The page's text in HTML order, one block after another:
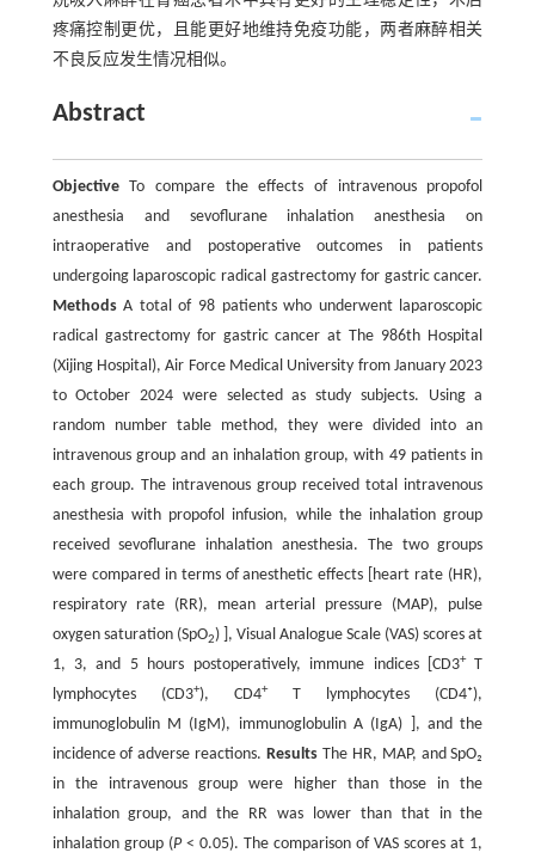
疼痛控制更优，且能更好地维持免疫功能，两者麻醉相关
不良反应发生情况相似。
Abstract
ObjectiveTo compare the effects of intravenous propofol
anesthesia and sevoflurane inhalation anesthesia on
intraoperative and postoperative outcomes in patients
undergoing laparoscopic radical gastrectomy for gastric cancer.
MethodsA total of 98 patients who underwent laparoscopic
radical gastrectomy for gastric cancer at The 986th Hospital
(Xijing Hospital), Air Force Medical University from January 2023
to October 2024 were selected as study subjects. Using a
random number table method, they were divided into an
intravenous group and an inhalation group, with 49 patients in
each group. The intravenous group received total intravenous
anesthesia with propofol infusion, while the inhalation group
received sevoflurane inhalation anesthesia. The two groups
were compared in terms of anesthetic effects [heart rate (HR),
respiratory rate (RR), mean arterial pressure (MAP), pulse
oxygen saturation (SpO2) ], Visual Analogue Scale (VAS) scores at
1, 3, and 5 hours postoperatively, immune indices [CD3+T
lymphocytes (CD3+), CD4+T lymphocytes (CD4⁺),
immunoglobulin M (IgM), immunoglobulin A (IgA) ], and the
incidence of adverse reactions. Results The HR, MAP, and SpO₂
in the intravenous group were higher than those in the
inhalation group, and the RR was lower than that in the
inhalation group (P< 0.05). The comparison of VAS scores at 1,